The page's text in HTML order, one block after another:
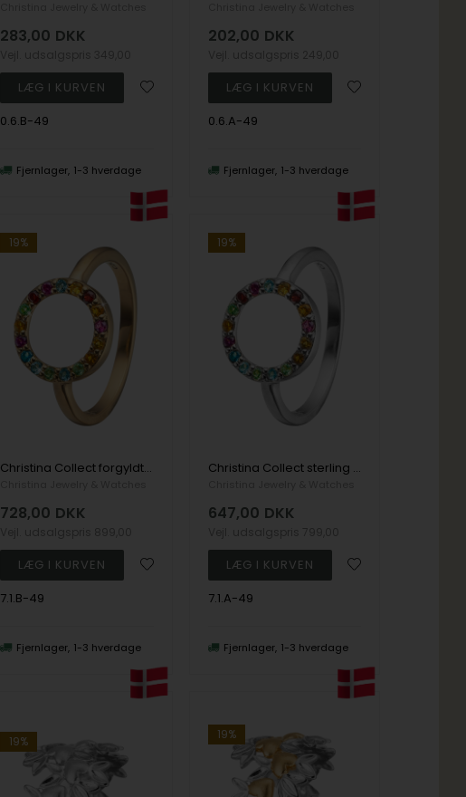
283,00 DKK
0.6.B-49
Fjernlager 1-3 hverdage
202,00 DKK
0.6.A-49
Fjernlager 1-3 hverdage
19%
Christina Collect forgyldt sterling sølv Word Goals Smuk ring med cirkel besat med 17 forskellige ægte sten, ring str 49
728,00 DKK
7.1.B-49
Fjernlager 1-3 hverdage
19%
Christina Collect sterling sølv Word Goals Smuk ring med cirkel besat med 17 forskellige ægte sten, ring str 49
647,00 DKK
7.1.A-49
Fjernlager 1-3 hverdage
19%
19%